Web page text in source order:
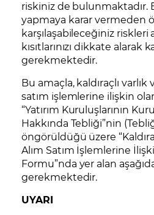
riskiniz de bulunmaktadır.
yapmaya karar vermeden
karşılaşabileceğiniz riskleri
kısıtlarınızı dikkate alarak
gerekmektedir.
Bu amaçla, kaldıraçlı varlık
satım işlemlerine ilişkin
“Yatırım Kuruluşlarının
Hakkında Tebliği”nin
öngörüldüğü üzere
Alım Satım İşlemlerine
Formu”nda yer alan
gerekmektedir.
UYARI